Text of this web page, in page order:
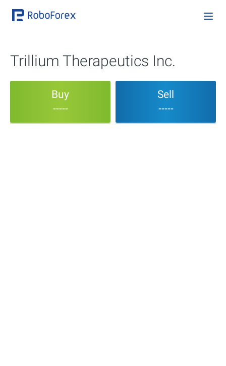
Trillium Therapeutics Inc.
Buy
-----
Sell
-----